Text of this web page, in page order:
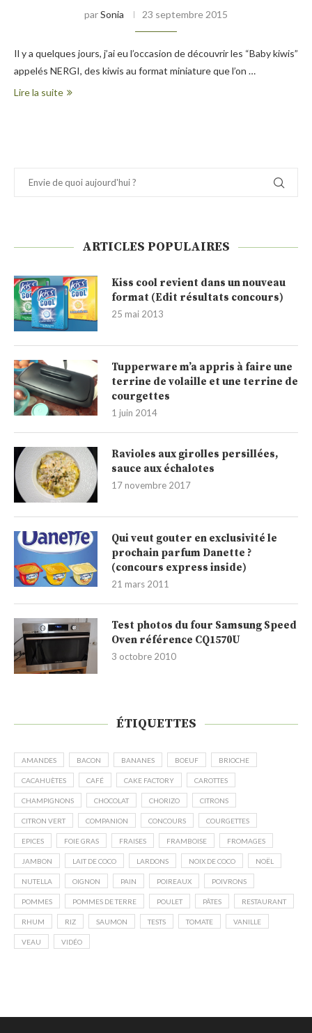
parSonia 23 septembre 2015
Il y a quelques jours, j’ai eu l’occasion de découvrir les “Baby kiwis”
appelés NERGI, des kiwis au format miniature que l’on …
Lire la suite
ARTICLES POPULAIRES
Kiss cool revient dans un nouveau
format (Edit résultats concours)
25 mai 2013
Tupperware m’a appris à faire une
terrine de volaille et une terrine de
courgettes
1 juin 2014
Ravioles aux girolles persillées,
sauce aux échalotes
17 novembre 2017
Qui veut gouter en exclusivité le
prochain parfum Danette ?
(concours express inside)
21 mars 2011
Test photos du four Samsung Speed
Oven référence CQ1570U
3 octobre 2010
ÉTIQUETTES
AMANDES BACON BANANES BOEUF BRIOCHE
CACAHUÈTES CAFÉ CAKE FACTORY CAROTTES
CHAMPIGNONS CHOCOLAT CHORIZO CITRONS
CITRON VERT COMPANION CONCOURS COURGETTES
EPICES FOIE GRAS FRAISES FRAMBOISE FROMAGES
JAMBON LAIT DE COCO LARDONS NOIX DE COCO NOËL
NUTELLA OIGNON PAIN POIREAUX POIVRONS
POMMES POMMES DE TERRE POULET PÂTES RESTAURANT
RHUM RIZ SAUMON TESTS TOMATE VANILLE
VEAU VIDÉO